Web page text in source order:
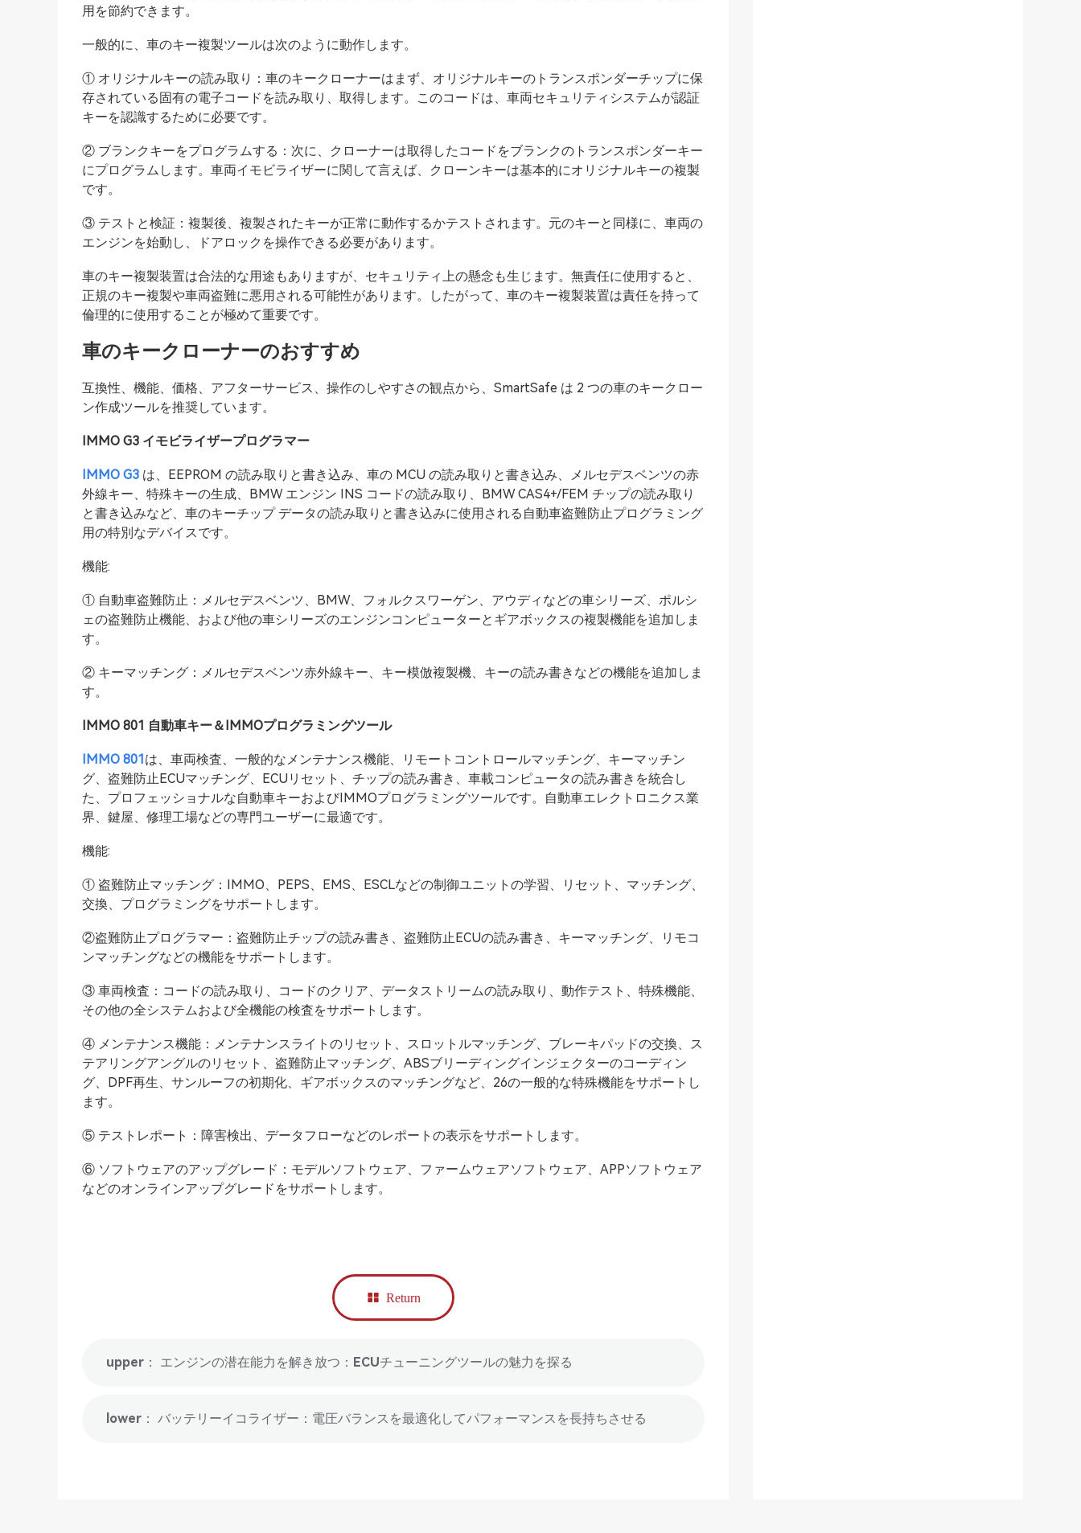
用を節約できます。
一般的に、車のキー複製ツールは次のように動作します。
① オリジナルキーの読み取り：車のキークローナーはまず、オリジナルキーのトランスポンダーチップに保
存されている固有の電子コードを読み取り、取得します。このコードは、車両セキュリティシステムが認証
キーを認識するために必要です。
② ブランクキーをプログラムする：次に、クローナーは取得したコードをブランクのトランスポンダーキー
にプログラムします。車両イモビライザーに関して言えば、クローンキーは基本的にオリジナルキーの複製
です。
③ テストと検証：複製後、複製されたキーが正常に動作するかテストされます。元のキーと同様に、車両の
エンジンを始動し、ドアロックを操作できる必要があります。
車のキー複製装置は合法的な用途もありますが、セキュリティ上の懸念も生じます。無責任に使用すると、
正規のキー複製や車両盗難に悪用される可能性があります。したがって、車のキー複製装置は責任を持って
倫理的に使用することが極めて重要です。
車のキークローナーのおすすめ
互換性、機能、価格、アフターサービス、操作のしやすさの観点から、SmartSafe は 2 つの車のキークロー
ン作成ツールを推奨しています。
IMMO G3 イモビライザープログラマー
IMMO G3 は、EEPROM の読み取りと書き込み、車の MCU の読み取りと書き込み、メルセデスベンツの赤
外線キー、特殊キーの生成、BMW エンジン INS コードの読み取り、BMW CAS4+/FEM チップの読み取り
と書き込みなど、車のキーチップ データの読み取りと書き込みに使用される自動車盗難防止プログラミング
用の特別なデバイスです。
機能:
① 自動車盗難防止：メルセデスベンツ、BMW、フォルクスワーゲン、アウディなどの車シリーズ、ポルシ
ェの盗難防止機能、および他の車シリーズのエンジンコンピューターとギアボックスの複製機能を追加しま
す。
② キーマッチング：メルセデスベンツ赤外線キー、キー模倣複製機、キーの読み書きなどの機能を追加しま
す。
IMMO 801 自動車キー＆IMMOプログラミングツール
IMMO 801は、車両検査、一般的なメンテナンス機能、リモートコントロールマッチング、キーマッチン
グ、盗難防止ECUマッチング、ECUリセット、チップの読み書き、車載コンピュータの読み書きを統合し
た、プロフェッショナルな自動車キーおよびIMMOプログラミングツールです。自動車エレクトロニクス業
界、鍵屋、修理工場などの専門ユーザーに最適です。
機能:
① 盗難防止マッチング：IMMO、PEPS、EMS、ESCLなどの制御ユニットの学習、リセット、マッチング、
交換、プログラミングをサポートします。
②盗難防止プログラマー：盗難防止チップの読み書き、盗難防止ECUの読み書き、キーマッチング、リモコ
ンマッチングなどの機能をサポートします。
③ 車両検査：コードの読み取り、コードのクリア、データストリームの読み取り、動作テスト、特殊機能、
その他の全システムおよび全機能の検査をサポートします。
④ メンテナンス機能：メンテナンスライトのリセット、スロットルマッチング、ブレーキパッドの交換、ス
テアリングアングルのリセット、盗難防止マッチング、ABSブリーディングインジェクターのコーディン
グ、DPF再生、サンルーフの初期化、ギアボックスのマッチングなど、26の一般的な特殊機能をサポートし
ます。
⑤ テストレポート：障害検出、データフローなどのレポートの表示をサポートします。
⑥ ソフトウェアのアップグレード：モデルソフトウェア、ファームウェアソフトウェア、APPソフトウェア
などのオンラインアップグレードをサポートします。
Return
upper： エンジンの潜在能力を解き放つ：ECUチューニングツールの魅力を探る
lower： バッテリーイコライザー：電圧バランスを最適化してパフォーマンスを長持ちさせる